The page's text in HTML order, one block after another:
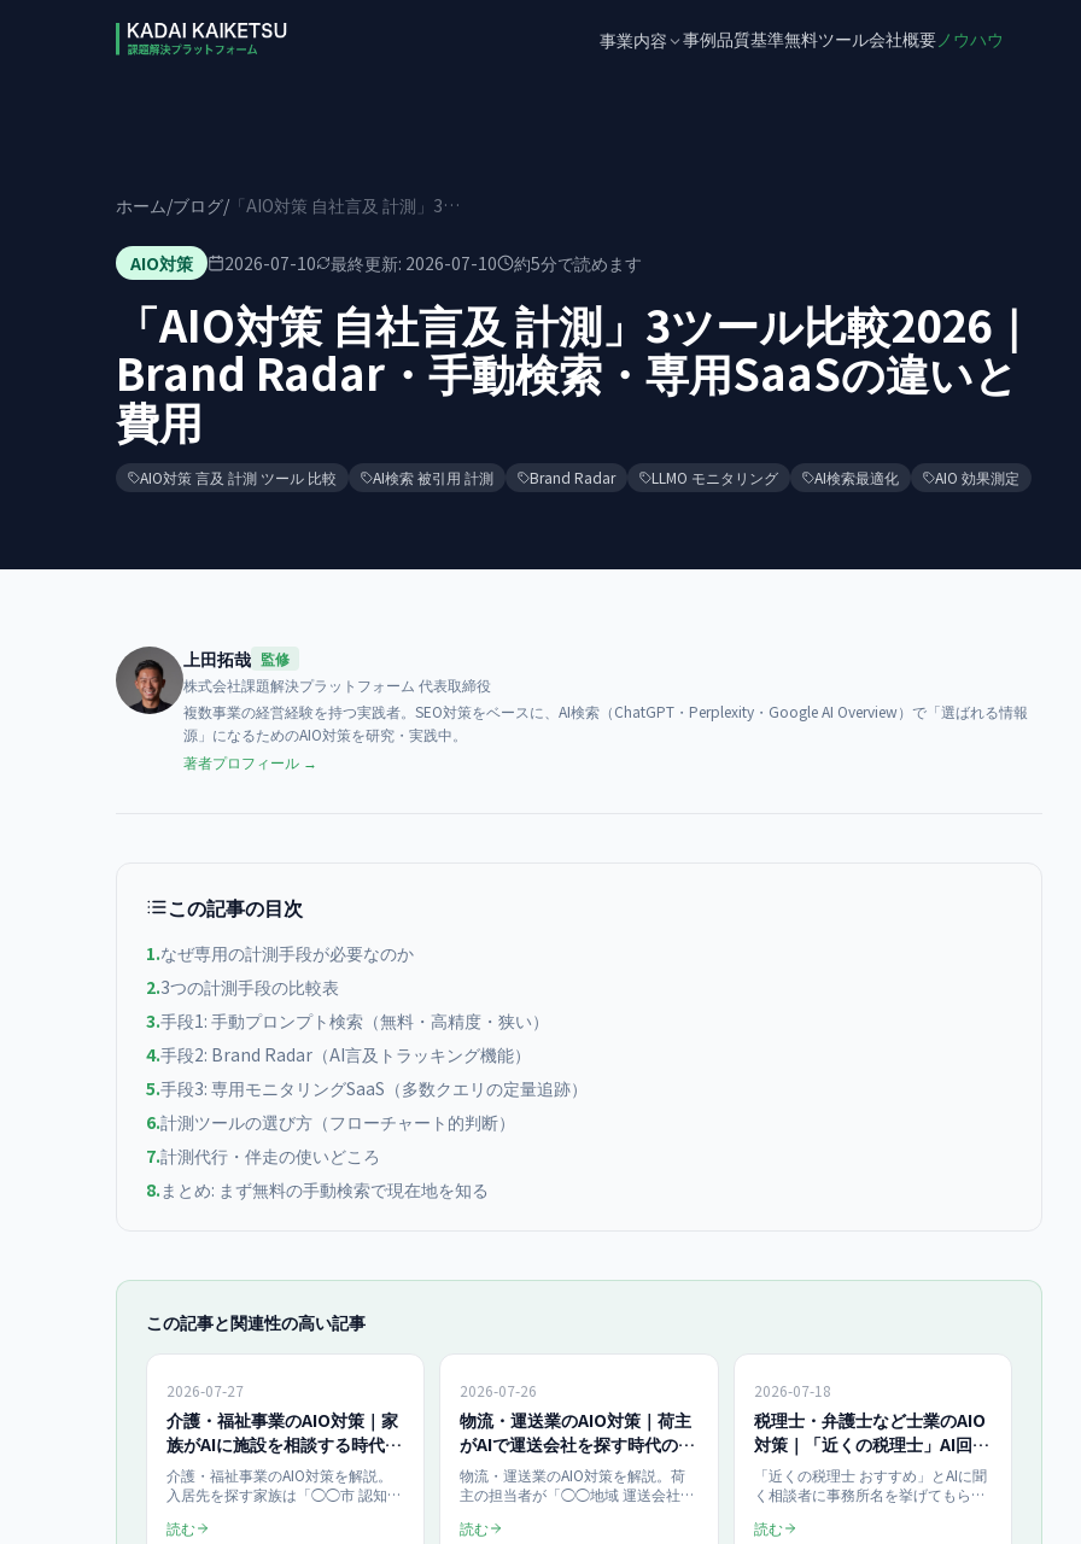
事業内容 事例品質基準無料ツール会社概要ノウハウ
ホーム/ブログ/ 「AIO対策 自社言及 計測」3ツール比較2026｜Brand Radar・手動検索・専用SaaSの違いと費用
AIO対策 2026-07-10 最終更新: 2026-07-10 約5分で読めます
「AIO対策 自社言及 計測」3ツール比較2026｜
Brand Radar・手動検索・専用SaaSの違いと
費用
AIO対策 言及 計測 ツール 比較 AI検索 被引用 計測 Brand Radar LLMO モニタリング AI検索最適化 AIO 効果測定
上田拓哉 監修
株式会社課題解決プラットフォーム 代表取締役
複数事業の経営経験を持つ実践者。SEO対策をベースに、AI検索（ChatGPT・Perplexity・Google AI Overview）で「選ばれる情報
源」になるためのAIO対策を研究・実践中。
著者プロフィール →
この記事の目次
1.なぜ専用の計測手段が必要なのか
2.3つの計測手段の比較表
3.手段1: 手動プロンプト検索（無料・高精度・狭い）
4.手段2: Brand Radar（AI言及トラッキング機能）
5.手段3: 専用モニタリングSaaS（多数クエリの定量追跡）
6.計測ツールの選び方（フローチャート的判断）
7.計測代行・伴走の使いどころ
8.まとめ: まず無料の手動検索で現在地を知る
この記事と関連性の高い記事
2026-07-27
介護・福祉事業のAIO対策｜家
族がAIに施設を相談する時代の
情報開示
介護・福祉事業のAIO対策を解説。
入居先を探す家族は「◯◯市 認知症
Overviewに相談し始めています。AI
読む
2026-07-26
物流・運送業のAIO対策｜荷主
がAIで運送会社を探す時代の会
社情報設計
物流・運送業のAIO対策を解説。荷
主の担当者が「◯◯地域 運送会社」
託先を絞る時代に、AIの回答へ自社
読む
2026-07-18
税理士・弁護士など士業のAIO
対策｜「近くの税理士」AI回答
で選ばれる専門性発信
「近くの税理士 おすすめ」とAIに聞
く相談者に事務所名を挙げてもらう
門分野の発信設計・Q&A構造化・
読む